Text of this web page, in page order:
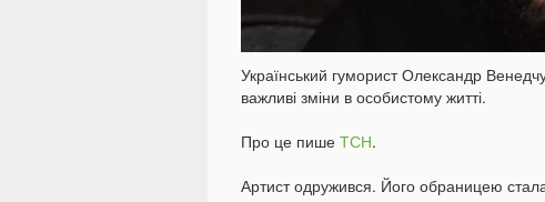
Український гуморист Олександр
важливі зміни в особистому житті.
Про це пише ТСН.
Артист одружився. Його обраницею